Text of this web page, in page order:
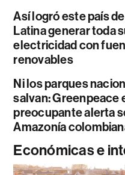
Así logró este país
Latina generar toda
electricidad con
renovables
Ni los parques
salvan: Greenpeace
preocupante alerta
Amazonía
Económicas e